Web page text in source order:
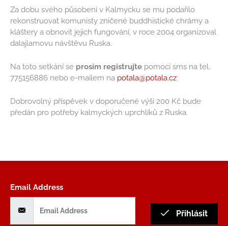
Za dobu svého působení v Kalmycku se mu podařilo
rekonstruovat komunisty zničené buddhistické chrámy a
kláštery a obnovit jejich fungování, v roce 2004 organizoval
dalajlamovu návštěvu Ruska.
Na toto setkání se prosím registrujte pomocí sms na tel.
775156886 nebo e-mailem na potala@potala.cz
Dobrovolný příspěvek v doporučené výši 200 Kč bude
předán pro potřeby kalmyckých uprchlíků z Ruska.
Email Address
Přihlásit